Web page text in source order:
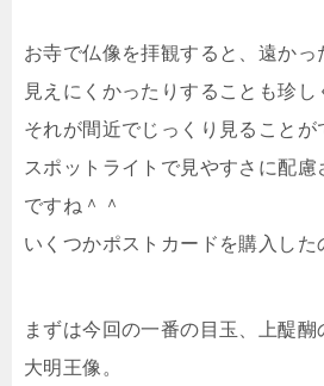
お寺で仏像を拝観すると、遠かっ
見えにくかったりすることも珍し
それが間近でじっくり見ることが
スポットライトで見やすさに配慮
ですね＾＾
いくつかポストカードを購入した
まずは今回の一番の目玉、上醍
大明王像。